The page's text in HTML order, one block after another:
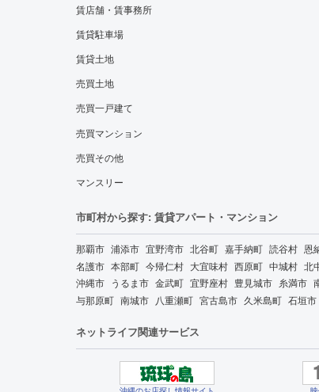
賃店舗・賃事務所
賃貸駐車場
賃貸土地
売買土地
売買一戸建て
売買マンション
売買その他
マンスリー
市町村から探す: 賃貸アパート・マンション
那覇市 浦添市 宜野湾市 北谷町 嘉手納町 読谷村 恩
名護市 本部町 今帰仁村 大宜味村 西原町 中城村 北
沖縄市 うるま市 金武町 宜野座村 豊見城市 糸満市
与那原町 南城市 八重瀬町 宮古島市 久米島町 石垣市
ネットライフ関連サービス